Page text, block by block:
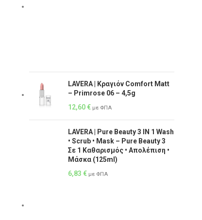
LAVERA | Κραγιόν Comfort Matt
– Primrose 06 – 4,5g
12,60€ με ΦΠΑ
LAVERA | Pure Beauty 3 IN 1 Wash
• Scrub • Mask – Pure Beauty 3
Σε 1 Καθαρισμός • Απολέπιση •
Μάσκα (125ml)
6,83 € με ΦΠΑ